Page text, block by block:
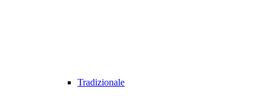
Tradizionale